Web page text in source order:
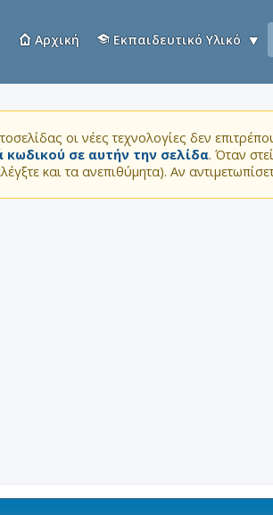
Αρχική Εκπαιδευτικό Υλικό
οι νέες τεχνολογίες δεν
σε αυτήν την σελίδα. Όταν
και τα ανεπιθύμητα). Αν